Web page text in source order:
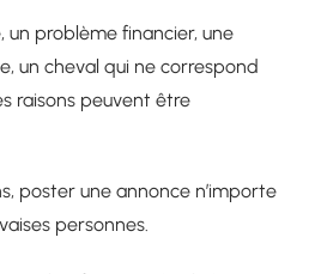
un problème financier, une
un cheval qui ne correspond
raisons peuvent être
poster une annonce n’importe
personnes.